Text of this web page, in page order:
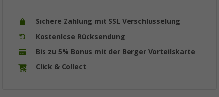
Sichere Zahlung mit SSL Verschlüsselung
Kostenlose Rücksendung
Bis zu 5% Bonus mit der Berger Vorteilskarte
Click & Collect